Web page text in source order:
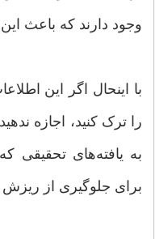
وجود دارند که باعث
با اینحال اگر این
را ترک کنید، اجازه
برای جلوگیری از ریزش